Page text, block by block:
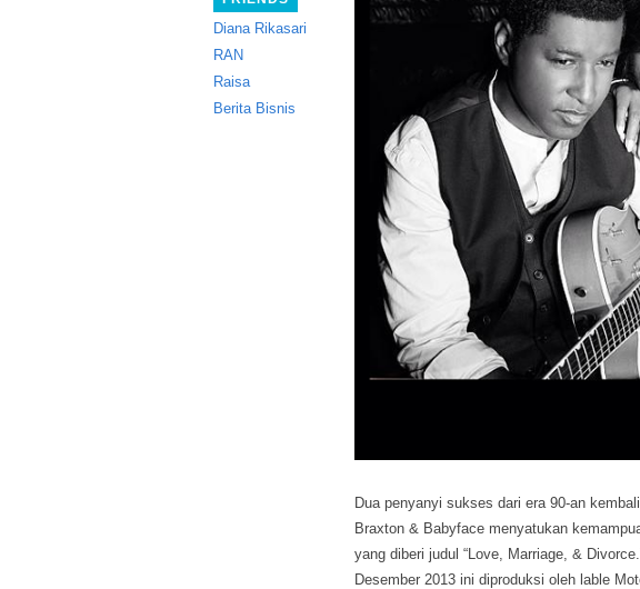
Diana Rikasari
RAN
Raisa
Berita Bisnis
Dua penyanyi sukses dari era 90-an
Braxton & Babyface menyatukan
yang diberi judul “Love, Marriage, & Divorce.
Desember 2013 ini diproduksi oleh lable